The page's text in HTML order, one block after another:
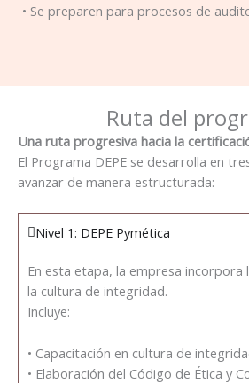
• Se preparen para procesos de
Ruta del
Una ruta progresiva hacia la
El Programa DEPE se desarrolla en
avanzar de manera estructurada:
Nivel 1: DEPE Pymética
En esta etapa, la empresa incorpora
la cultura de integridad.
Incluye:
• Capacitación en cultura de
• Elaboración del Código de Ética y